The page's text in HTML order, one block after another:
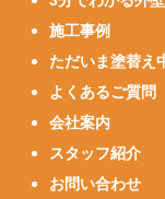
施工事例
ただいま塗替え
よくあるご質問
会社案内
スタッフ紹介
お問い合わせ